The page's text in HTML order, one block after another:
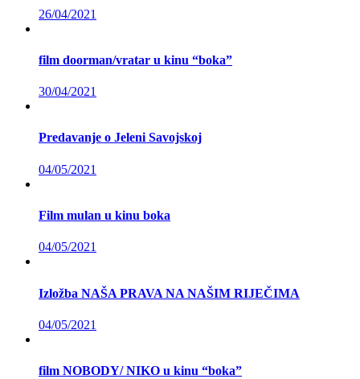
26/04/2021
film doorman/vratar u kinu “boka”
30/04/2021
Predavanje o Jeleni Savojskoj
04/05/2021
Film mulan u kinu boka
04/05/2021
Izložba NAŠA PRAVA NA NAŠIM RIJEČIMA
04/05/2021
film NOBODY/ NIKO u kinu “boka”